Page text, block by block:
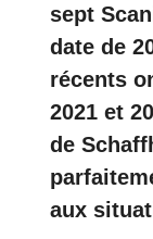
sept
date de
récents
2021 et
de
aux